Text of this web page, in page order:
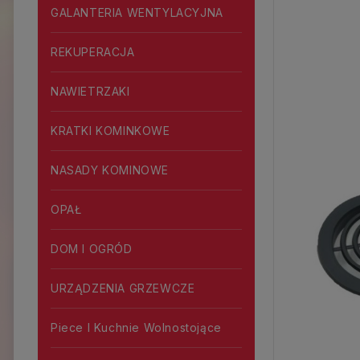
GALANTERIA WENTYLACYJNA
REKUPERACJA
NAWIETRZAKI
KRATKI KOMINKOWE
NASADY KOMINOWE
OPAŁ
DOM I OGRÓD
URZĄDZENIA GRZEWCZE
Piece I Kuchnie Wolnostojące